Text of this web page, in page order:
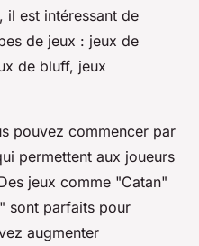
il est intéressant de
de jeux : jeux de
de bluff, jeux
pouvez commencer par
permettent aux joueurs
jeux comme "Catan"
sont parfaits pour
augmenter